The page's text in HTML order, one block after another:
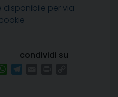
per via
condividi su
WhatsApp